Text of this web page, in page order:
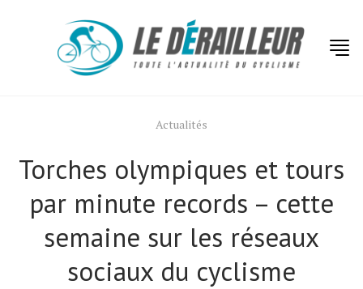
Actualités
Torches olympiques et tours
par minute records – cette
semaine sur les réseaux
sociaux du cyclisme